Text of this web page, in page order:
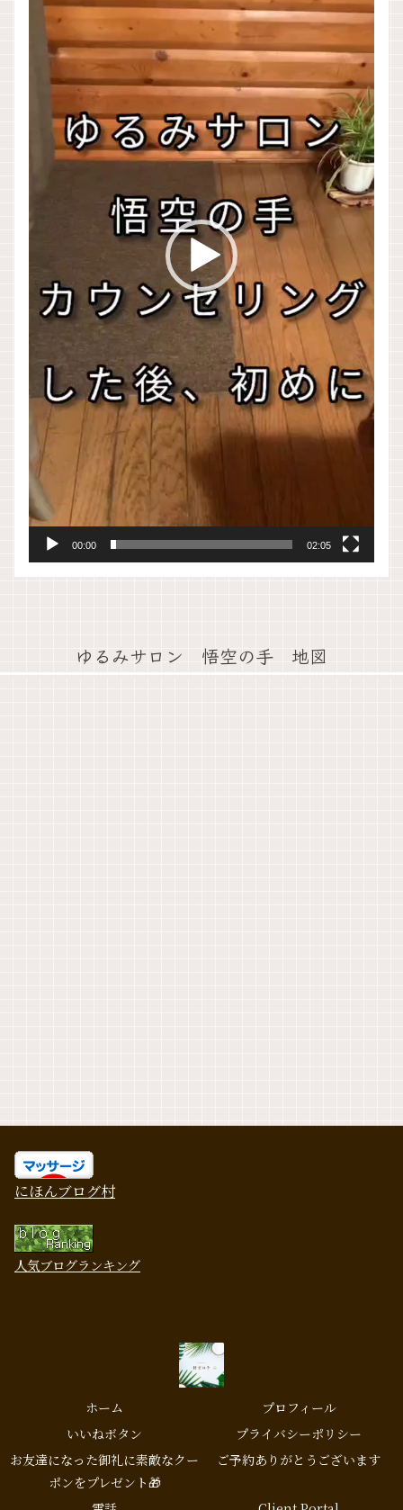
00:00 02:05
ゆるみサロン 悟空の手 地図
にほんブログ村
人気ブログランキング
ホーム
プロフィール
いいねボタン
プライバシーポリシー
お友達になった御礼に素敵なクー
ポンをプレゼント🎁
ご予約ありがとうございます